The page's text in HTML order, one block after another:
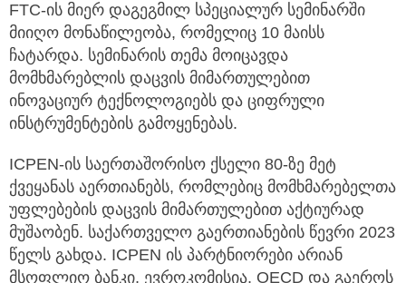
FTC-ის მიერ დაგეგმილ სპეციალურ სემინარში
მიიღო მონაწილეობა, რომელიც 10 მაისს
ჩატარდა. სემინარის თემა მოიცავდა
მომხმარებლის დაცვის მიმართულებით
ინოვაციურ ტექნოლოგიებს და ციფრული
ინსტრუმენტების გამოყენებას.
ICPEN-ის საერთაშორისო ქსელი 80-ზე მეტ
ქვეყანას აერთიანებს, რომლებიც მომხმარებელთა
უფლებების დაცვის მიმართულებით აქტიურად
მუშაობენ. საქართველო გაერთიანების წევრი 2023
წელს გახდა. ICPEN ის პარტნიორები არიან
მსოფლიო ბანკი, ევროკომისია, OECD და გაეროს